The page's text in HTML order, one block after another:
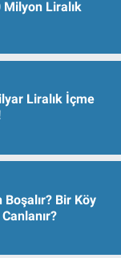
Liralık
Liralık İçme
Bir Köy